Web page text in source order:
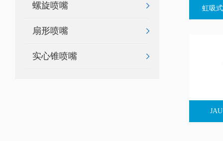
螺旋喷嘴
扇形喷嘴
实心锥喷嘴
虹吸